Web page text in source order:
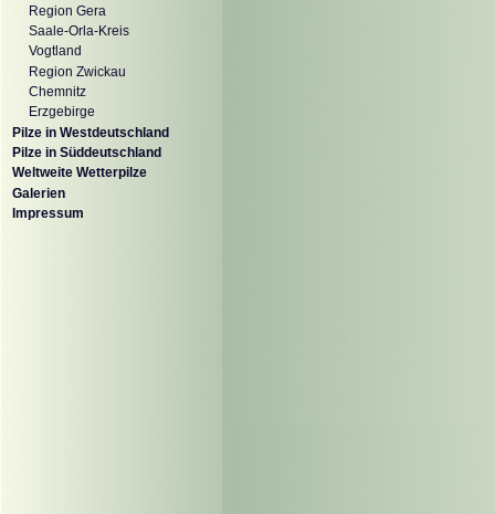
Region Gera
Saale-Orla-Kreis
Vogtland
Region Zwickau
Chemnitz
Erzgebirge
Pilze in Westdeutschland
Pilze in Süddeutschland
Weltweite Wetterpilze
Galerien
Impressum